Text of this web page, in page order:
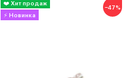
−47%